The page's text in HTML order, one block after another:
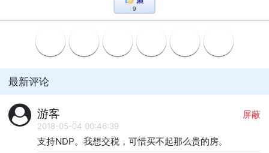
9
最新评论
游客 屏蔽
2018-05-04 00:46:39
支持NDP。我想交税，可惜买不起那么贵的房。